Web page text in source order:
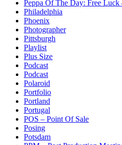
Peppa Of The Day: Free Luck
Philadelphia
Phoenix
Photographer
Pittsburgh
Playlist
Plus Size
Podcast
Podcast
Polaroid
Portfolio
Portland
Portugal
POS – Point Of Sale
Posing
Potsdam